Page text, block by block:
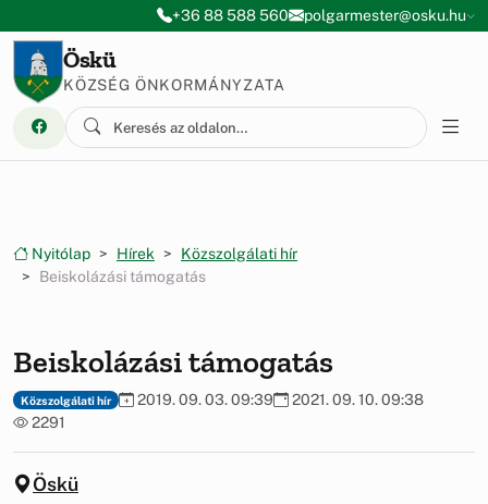
Ugrás a menüre
Ugrás a tartalomra+36 88 588 560 polgarmester@osku.hu
Öskü
KÖZSÉG ÖNKORMÁNYZATA
Nyitólap Hírek
Közszolgálati hír
Beiskolázási támogatás
Beiskolázási támogatás
Közszolgálati hír 2019. 09. 03. 09:39
2021. 09. 10. 09:38
2291
Öskü